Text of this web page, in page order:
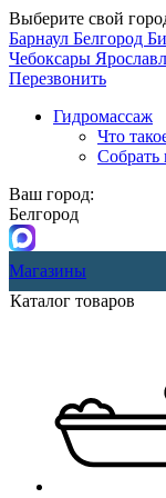
Выберите свой
Барнаул Белгород
Чебоксары
Перезвонить
Гидромассаж
Что
Собрать
Ваш город:
Белгород
Магазины
Каталог товаров